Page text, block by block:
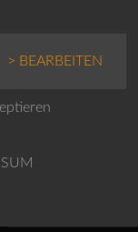
> BEARBEITEN